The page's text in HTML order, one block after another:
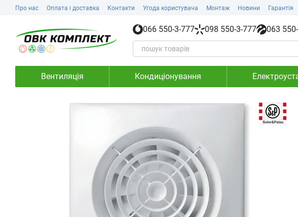
Перейти до основного контенту
Про нас Оплата і доставка Контакти Угода користувача Монтаж Новини Гарантія
066 550-3-777 098 550-3-777 063
Вентиляція Кондиціонування